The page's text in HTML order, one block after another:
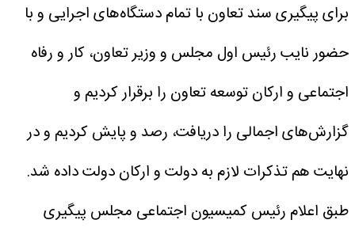
برای پیگیری سند تعاون با تمام دستگاه‌های اجرایی و با
حضور نایب رئیس اول مجلس و وزیر تعاون، کار و رفاه
اجتماعی و ارکان توسعه تعاون را برقرار کردیم و
گزارش‌های اجمالی را دریافت، رصد و پایش کردیم و در
نهایت هم تذکرات لازم به دولت و ارکان دولت داده شد.
طبق اعلام رئیس کمیسیون اجتماعی مجلس پیگیری